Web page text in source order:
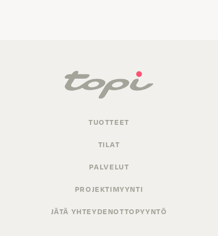
TUOTTEET
TILAT
PALVELUT
PROJEKTIMYYNTI
JÄTÄ YHTEYDENOTTOPYYNTÖ